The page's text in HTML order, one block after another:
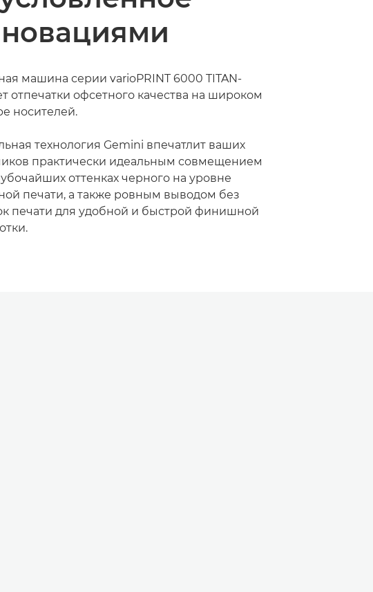
машина серии varioPRINT 6000 TITAN­
отпечатки офсетного качества на широком
носителей.
технология Gemini впечатлит ваших
практически идеальным совмещением
оттенках черного на уровне
печати, а также ровным выводом без
печати для удобной и быстрой финишной